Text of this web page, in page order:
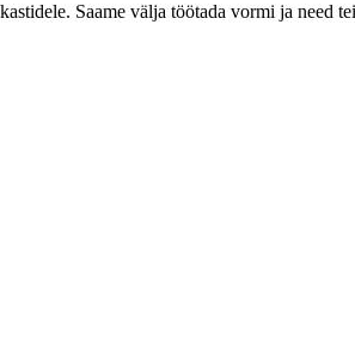
Saame välja töötada vormi ja need